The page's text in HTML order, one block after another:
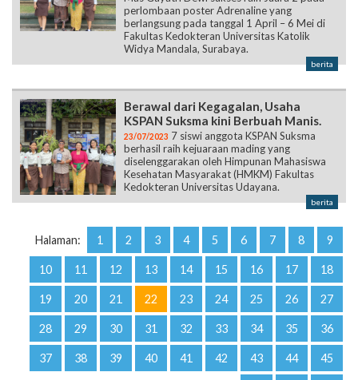
perlombaan poster Adrenaline yang
berlangsung pada tanggal 1 April – 6 Mei di
Fakultas Kedokteran Universitas Katolik
Widya Mandala, Surabaya.
berita
Berawal dari Kegagalan, Usaha
KSPAN Suksma kini Berbuah Manis.
23/07/2023 7 siswi anggota KSPAN Suksma
berhasil raih kejuaraan mading yang
diselenggarakan oleh Himpunan Mahasiswa
Kesehatan Masyarakat (HMKM) Fakultas
Kedokteran Universitas Udayana.
berita
Halaman: 1 2 3 4 5 6 7 8 9
10 11 12 13 14 15 16 17 18
19 20 21 22 23 24 25 26 27
28 29 30 31 32 33 34 35 36
37 38 39 40 41 42 43 44 45